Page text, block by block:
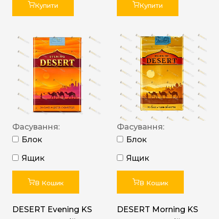
Купити Купити
Фасування:
Блок
Ящик
В Кошик
DESERT Evening KS
Фасування:
Блок
Ящик
В Кошик
DESERT Morning KS